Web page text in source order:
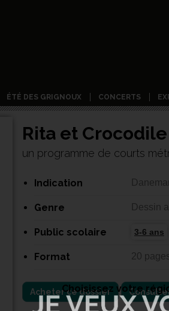
ÉTÉ DES GRIGNOUX CONCERTS
Rita et Crocodile
un programme de courts
Indication
Genre Dessin
Public scolaire 3-6 ans
Format 20
Acheter ce dossier
Choisissez votre